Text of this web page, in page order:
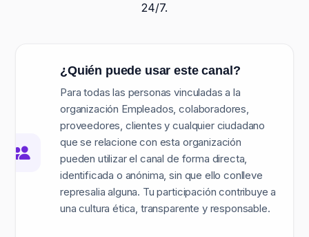
24/7.
¿Quién puede usar este canal?
Para todas las personas vinculadas a la
organización Empleados, colaboradores,
proveedores, clientes y cualquier ciudadano
que se relacione con esta organización
pueden utilizar el canal de forma directa,
identificada o anónima, sin que ello conlleve
represalia alguna. Tu participación contribuye a
una cultura ética, transparente y responsable.